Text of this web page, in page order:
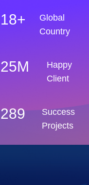
18+
Global
Country
25M
Happy
Client
289
Success
Projects